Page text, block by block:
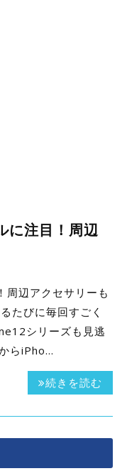
に注目！周辺
辺アクセサリーも
たびに毎回すごく
シリーズも見逃
らiPho…
続きを読む